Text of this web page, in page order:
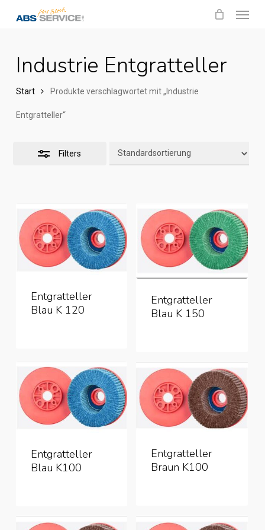
contentIndustrie Entgratteller
Start Produkte verschlagwortet mit „Industrie
Entgratteller“
Filters
Close
Entgratteller
Blau K 120
Entgratteller
Blau K 150
Entgratteller
Blau K100
Entgratteller
Braun K100